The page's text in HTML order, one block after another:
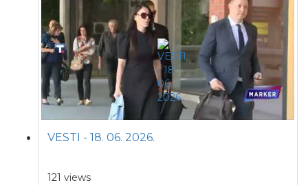
VESTI - 18. 06. 2026.
121 views